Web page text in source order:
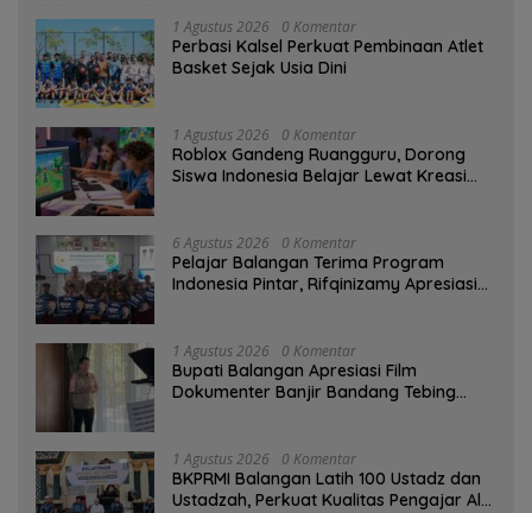
1 Agustus 2026 0 Komentar
Perbasi Kalsel Perkuat Pembinaan Atlet
Basket Sejak Usia Dini
1 Agustus 2026 0 Komentar
Roblox Gandeng Ruangguru, Dorong
Siswa Indonesia Belajar Lewat Kreasi
6 Agustus 2026 0 Komentar
Pelajar Balangan Terima Program
Indonesia Pintar, Rifqinizamy Apresiasi
1 Agustus 2026 0 Komentar
Bupati Balangan Apresiasi Film
Dokumenter Banjir Bandang Tebing
1 Agustus 2026 0 Komentar
BKPRMI Balangan Latih 100 Ustadz dan
Ustadzah, Perkuat Kualitas Pengajar Al-